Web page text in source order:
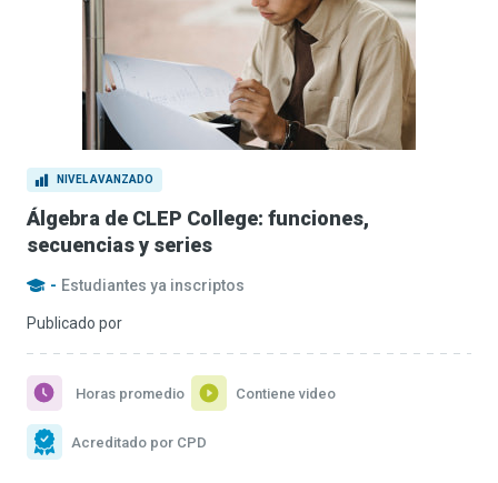
NIVEL AVANZADO
Álgebra de CLEP College: funciones,
secuencias y series
- Estudiantes ya inscriptos
Publicado por
Horas promedio Contiene video
Acreditado por CPD